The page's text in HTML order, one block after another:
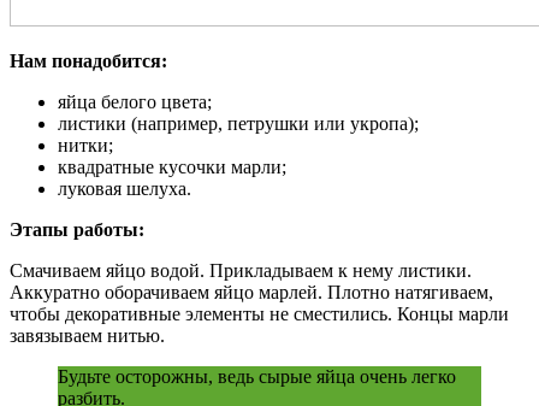
Нам понадобится:
яйца белого цвета;
листики (например, петрушки или укропа);
нитки;
квадратные кусочки марли;
луковая шелуха.
Этапы работы:
Смачиваем яйцо водой. Прикладываем к нему листики.
Аккуратно оборачиваем яйцо марлей. Плотно натягиваем,
чтобы декоративные элементы не сместились. Концы марли
завязываем нитью.
Будьте осторожны, ведь сырые яйца очень легко
разбить.